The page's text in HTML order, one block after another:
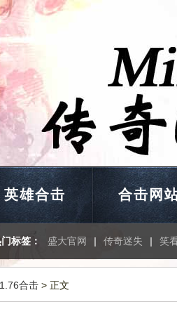
英雄合击 合击网
标签： 盛大官网 | 传奇迷失 | 笑
1.76合击 > 正文